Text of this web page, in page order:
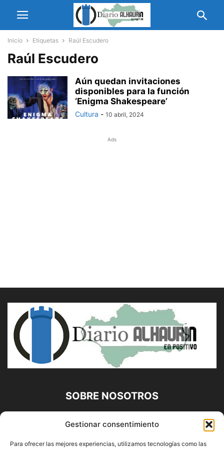
Gestionar consentimiento
Para ofrecer las mejores experiencias, utilizamos tecnologías como las
Inicio Etiquetas Raúl Escudero
Raúl Escudero
Aún quedan invitaciones
disponibles para la función
‘Enigma Shakespeare’
Cultura - 10 abril, 2024
Ads
SOBRE NOSOTROS
Diario Alhaurín (www.alhaurindelatorre.com) Propiedad de
Francisco E. López López | 639 95 71 95 | Noticias de
Alhaurín de la Torre, Málaga y Provincia|